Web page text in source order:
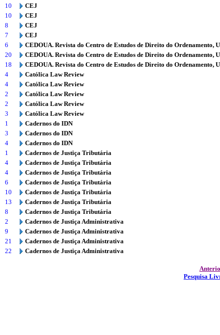
10
CEJ
10
CEJ
8
CEJ
7
CEJ
6
CEDOUA. Revista do Centro de Estudos de Direito do Ordenamento,
20
CEDOUA. Revista do Centro de Estudos de Direito do Ordenamento,
18
CEDOUA. Revista do Centro de Estudos de Direito do Ordenamento,
4
Católica Law Review
4
Católica Law Review
2
Católica Law Review
2
Católica Law Review
3
Católica Law Review
1
Cadernos do IDN
3
Cadernos do IDN
4
Cadernos do IDN
1
Cadernos de Justiça Tributária
4
Cadernos de Justiça Tributária
4
Cadernos de Justiça Tributária
6
Cadernos de Justiça Tributária
10
Cadernos de Justiça Tributária
13
Cadernos de Justiça Tributária
8
Cadernos de Justiça Tributária
2
Cadernos de Justiça Administrativa
9
Cadernos de Justiça Administrativa
21
Cadernos de Justiça Administrativa
22
Cadernos de Justiça Administrativa
Pesquisa